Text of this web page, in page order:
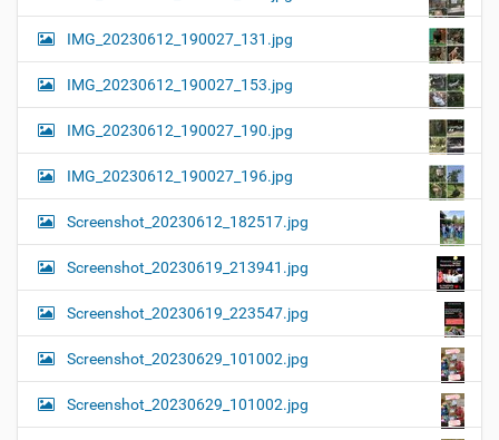
IMG_20230612_190027_131.jpg
IMG_20230612_190027_153.jpg
IMG_20230612_190027_190.jpg
IMG_20230612_190027_196.jpg
Screenshot_20230612_182517.jpg
Screenshot_20230619_213941.jpg
Screenshot_20230619_223547.jpg
Screenshot_20230629_101002.jpg
Screenshot_20230629_101002.jpg